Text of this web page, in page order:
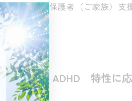
関連携・保護者（ご家族）支
から）ADHD 特性に応